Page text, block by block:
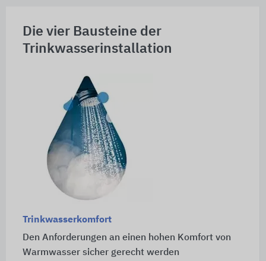
Die vier Bausteine der
Trinkwasserinstallation
Trinkwasserkomfort
Den Anforderungen an einen hohen Komfort von
Warmwasser sicher gerecht werden